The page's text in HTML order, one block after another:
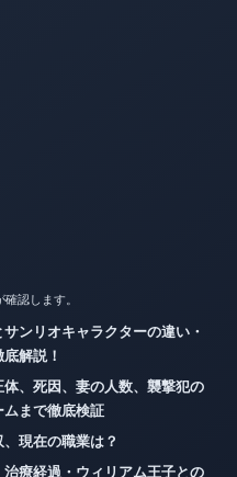
認します。
ンリオキャラクターの違い・
解説！
、死因、妻の人数、襲撃犯の
まで徹底検証
現在の職業は？
療経過・ウィリアム王子との